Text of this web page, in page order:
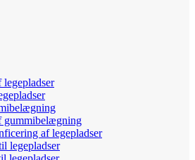
legepladser
gummibelægning
af legepladser
legepladser